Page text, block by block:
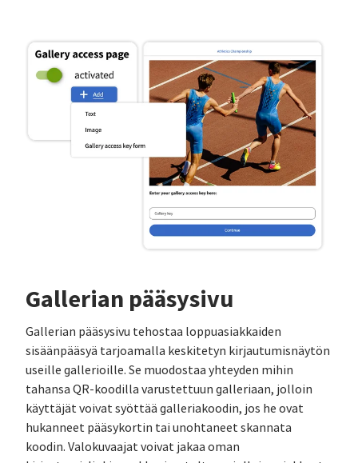
Gallerian pääsysivu
Gallerian pääsysivu tehostaa loppuasiakkaiden
sisäänpääsyä tarjoamalla keskitetyn kirjautumisnäytön
useille gallerioille. Se muodostaa yhteyden mihin
tahansa QR-koodilla varustettuun galleriaan, jolloin
käyttäjät voivat syöttää galleriakoodin, jos he ovat
hukanneet pääsykortin tai unohtaneet skannata
koodin. Valokuvaajat voivat jakaa oman